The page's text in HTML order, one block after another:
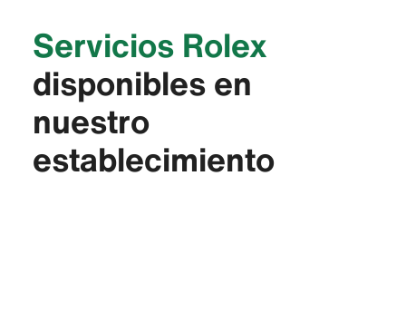
Servicios Rolex
disponibles en
nuestro
establecimiento